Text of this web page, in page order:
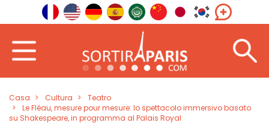
Casa Cultura
Teatro
Le Fléau, mesure pour mesure: lo spettacolo immersivo basato
su Shakespeare, in programma al Palais Royal